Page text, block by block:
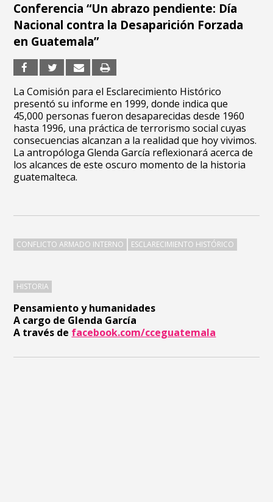
Pensamiento y humanidades
A cargo de Glenda García
A través de facebook.com/cceguatemala
Conferencia “Un abrazo pendiente: Día
Nacional contra la Desaparición Forzada
en Guatemala”
La Comisión para el Esclarecimiento Histórico
presentó su informe en 1999, donde indica que
45,000 personas fueron desaparecidas desde 1960
hasta 1996, una práctica de terrorismo social cuyas
consecuencias alcanzan a la realidad que hoy vivimos.
La antropóloga Glenda García reflexionará acerca de
los alcances de este oscuro momento de la historia
guatemalteca.
CONFLICTO ARMADO INTERNO ESCLARECIMIENTO HISTÓRICO
HISTORIA